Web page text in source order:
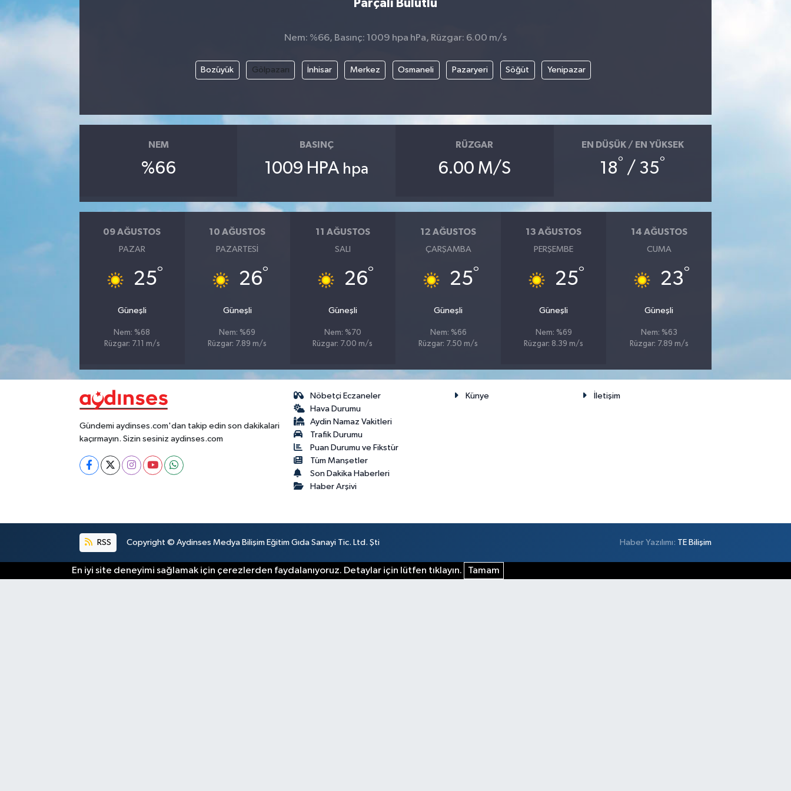
Parçalı Bulutlu
Nem: %66, Basınç: 1009 hpa hPa, Rüzgar: 6.00 m/s
Bozüyük Gölpazarı İnhisar Merkez Osmaneli Pazaryeri Söğüt Yenipazar
NEM
%66
BASINÇ
1009 HPA hpa
RÜZGAR
6.00 M/S
EN DÜŞÜK / EN YÜKSEK
18° / 35°
09 AĞUSTOS
PAZAR
25°
Güneşli
Nem: %68
Rüzgar: 7.11 m/s
10 AĞUSTOS
PAZARTESI
26°
Güneşli
Nem: %69
Rüzgar: 7.89 m/s
11 AĞUSTOS
SALI
26°
Güneşli
Nem: %70
Rüzgar: 7.00 m/s
12 AĞUSTOS
ÇARŞAMBA
25°
Güneşli
Nem: %66
Rüzgar: 7.50 m/s
13 AĞUSTOS
PERŞEMBE
25°
Güneşli
Nem: %69
Rüzgar: 8.39 m/s
14 AĞUSTOS
CUMA
23°
Güneşli
Nem: %63
Rüzgar: 7.89 m/s
Gündemi aydinses.com'dan takip edin son dakikalari
kaçırmayın. Sizin sesiniz aydinses.com
Nöbetçi Eczaneler
Hava Durumu
Aydin Namaz Vakitleri
Trafik Durumu
Puan Durumu ve Fikstür
Tüm Manşetler
Son Dakika Haberleri
Haber Arşivi
Künye İletişim
RSS Copyright © Aydinses Medya Bilişim Eğitim Gıda Sanayi Tic. Ltd. Şti Haber Yazılımı: TE Bilişim
En iyi site deneyimi sağlamak için çerezlerden faydalanıyoruz. Detaylar için lütfen tıklayın. Tamam